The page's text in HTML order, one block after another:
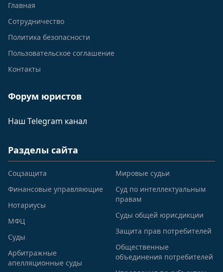
Главная
Сотрудничество
Политика безопасности
Пользовательское соглашение
Контакты
Форум юристов
Наш Telegram канал
Разделы сайта
Соцзащита
Финансовые управляющие
Нотариусы
МФЦ
Суды
Арбитражные
апелляционные суды
Мировые судьи
Суд по интеллектуальным
правам
Суды общей юрисдикции
Защита прав потребителей
Общественные
объединения потребителей